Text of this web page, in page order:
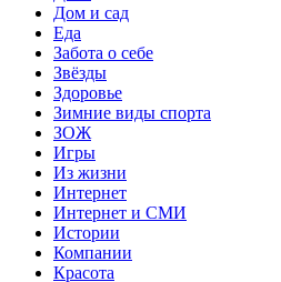
Дом и сад
Еда
Забота о себе
Звёзды
Здоровье
Зимние виды спорта
ЗОЖ
Игры
Из жизни
Интернет
Интернет и СМИ
Истории
Компании
Красота